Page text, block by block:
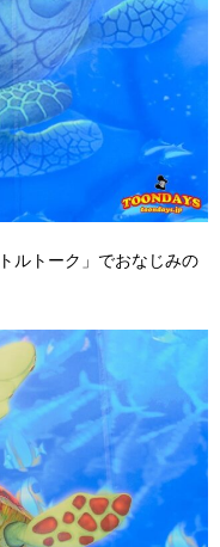
ルトーク」でおなじみの